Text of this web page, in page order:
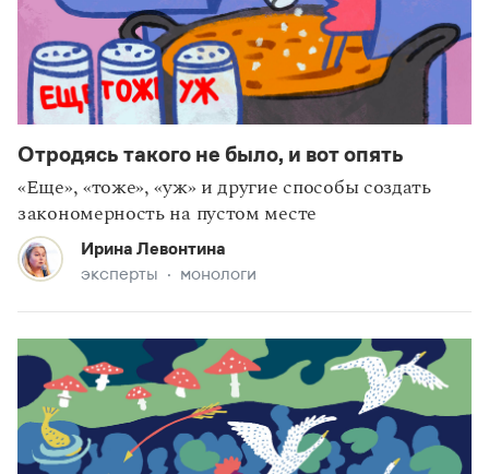
Отродясь такого не было, и вот опять
«Еще», «тоже», «уж» и другие способы создать
закономерность на пустом месте
Ирина Левонтина
эксперты монологи